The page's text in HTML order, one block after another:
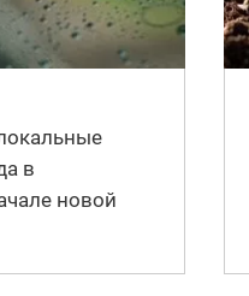
в
новой